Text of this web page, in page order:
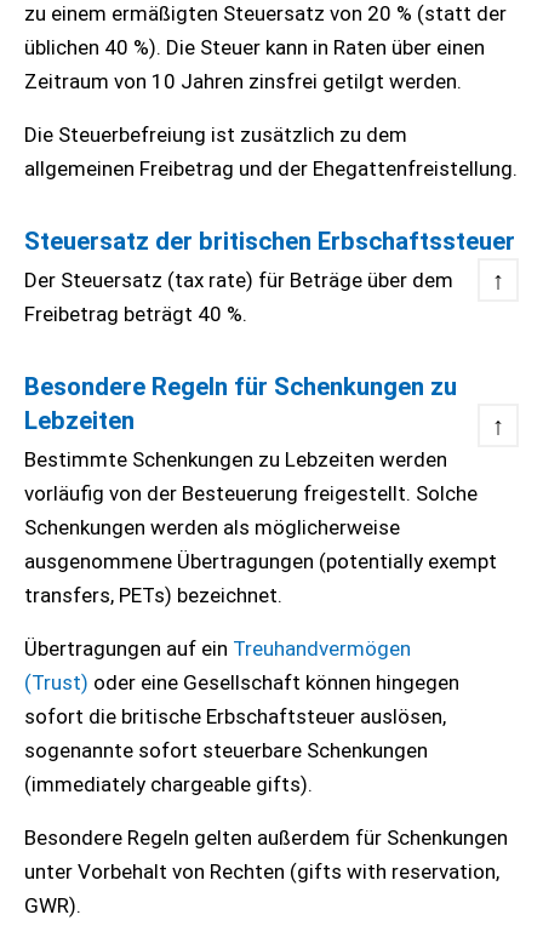
zu einem ermäßigten Steuersatz von 20 % (statt der
üblichen 40 %). Die Steuer kann in Raten über einen
Zeitraum von 10 Jahren zinsfrei getilgt werden.
Die Steuerbefreiung ist zusätzlich zu dem
allgemeinen Freibetrag und der Ehegattenfreistellung.
Steuersatz der britischen Erbschaftssteuer
↑
Der Steuersatz (tax rate) für Beträge über dem
Freibetrag beträgt 40 %.
Besondere Regeln für Schenkungen zu
Lebzeiten
↑
Bestimmte Schenkungen zu Lebzeiten werden
vorläufig von der Besteuerung freigestellt. Solche
Schenkungen werden als möglicherweise
ausgenommene Übertragungen (potentially exempt
transfers, PETs) bezeichnet.
Übertragungen auf ein Treuhandvermögen
(Trust) oder eine Gesellschaft können hingegen
sofort die britische Erbschaftsteuer auslösen,
sogenannte sofort steuerbare Schenkungen
(immediately chargeable gifts).
Besondere Regeln gelten außerdem für Schenkungen
unter Vorbehalt von Rechten (gifts with reservation,
GWR).